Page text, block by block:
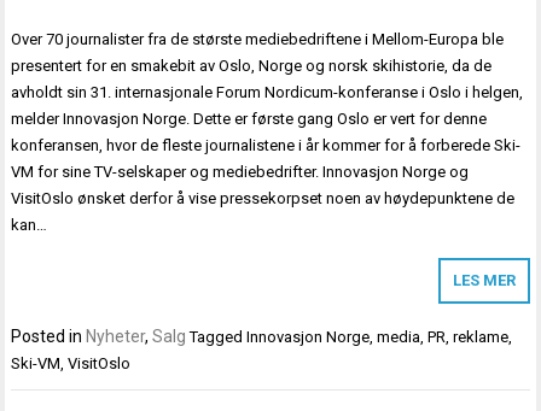
Over 70 journalister fra de største mediebedriftene i Mellom-Europa ble
presentert for en smakebit av Oslo, Norge og norsk skihistorie, da de
avholdt sin 31. internasjonale Forum Nordicum-konferanse i Oslo i helgen,
melder Innovasjon Norge. Dette er første gang Oslo er vert for denne
konferansen, hvor de fleste journalistene i år kommer for å forberede Ski-
VM for sine TV-selskaper og mediebedrifter. Innovasjon Norge og
VisitOslo ønsket derfor å vise pressekorpset noen av høydepunktene de
kan…
LES MER
Posted in Nyheter,Salg TaggedInnovasjon Norge ,media ,PR ,reklame
Ski-VM ,VisitOslo